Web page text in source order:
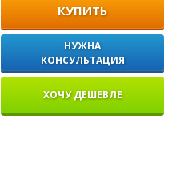
КУПИТЬ
НУЖНА
КОНСУЛЬТАЦИЯ
ХОЧУ ДЕШЕВЛЕ